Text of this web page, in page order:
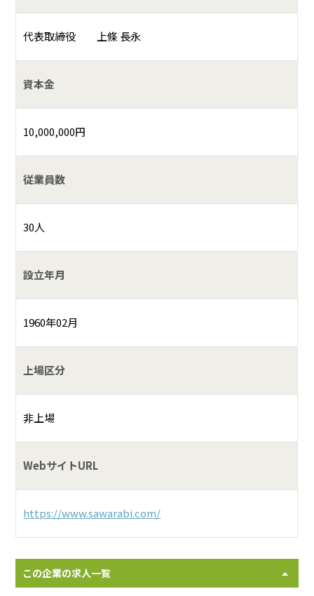
代表取締役 上條 長永
資本金
10,000,000円
従業員数
30人
設立年月
1960年02月
上場区分
非上場
WebサイトURL
https://www.sawarabi.com/
この企業の求人一覧